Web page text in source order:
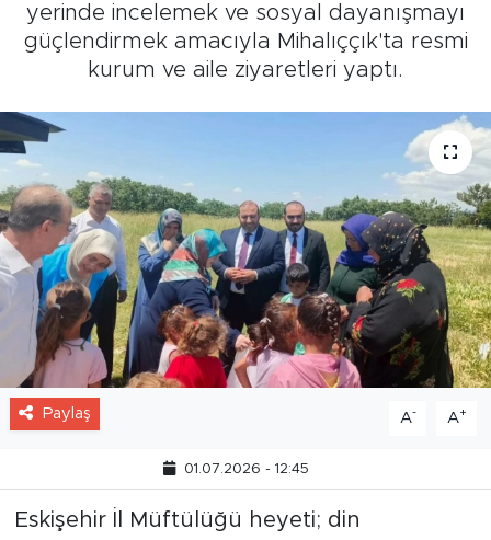
yerinde incelemek ve sosyal dayanışmayı
güçlendirmek amacıyla Mihalıççık'ta resmi
kurum ve aile ziyaretleri yaptı.
Paylaş A- A+
01.07.2026 - 12:45
Eskişehir İl Müftülüğü heyeti; din